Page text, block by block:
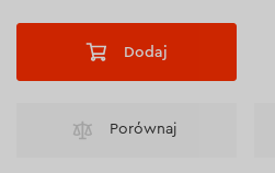
Dodaj
Porównaj